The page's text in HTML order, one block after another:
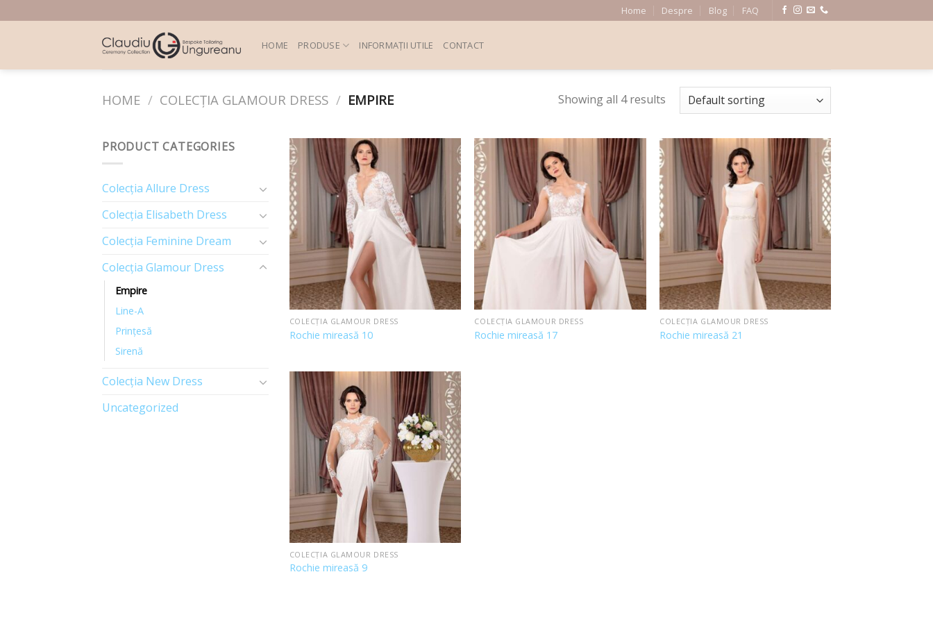
to
Home Despre Blog FAQ
HOME PRODUSE INFORMAȚII UTILE CONTACT
HOME / COLECȚIA GLAMOUR DRESS / EMPIRE Showing all 4 results
PRODUCT CATEGORIES
Colecția Allure Dress
Colecția Elisabeth Dress
Colecția Feminine Dream
Colecția Glamour Dress
Empire
Line-A
Prințesă
Sirenă
Colecția New Dress
Uncategorized
COLECȚIA GLAMOUR DRESS
Rochie mireasă 10
COLECȚIA GLAMOUR DRESS
Rochie mireasă 17
COLECȚIA GLAMOUR DRESS
Rochie mireasă 21
COLECȚIA GLAMOUR DRESS
Rochie mireasă 9